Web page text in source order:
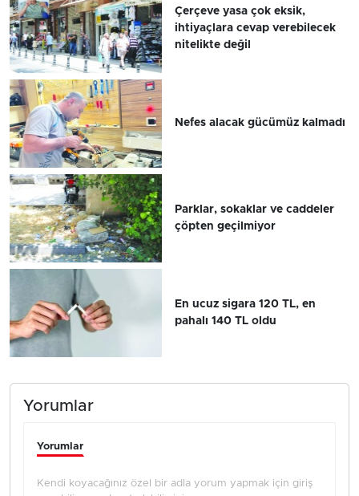
Çerçeve yasa çok eksik,
ihtiyaçlara cevap verebilecek
nitelikte değil
Nefes alacak gücümüz kalmadı
Parklar, sokaklar ve caddeler
çöpten geçilmiyor
En ucuz sigara 120 TL, en
pahalı 140 TL oldu
Yorumlar
Yorumlar
Kendi koyacağınız özel bir adla yorum yapmak için giriş